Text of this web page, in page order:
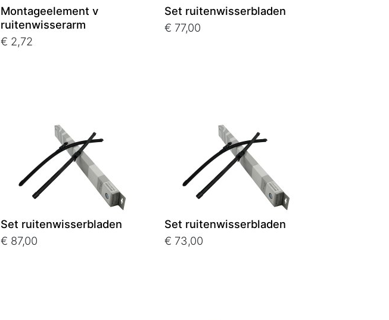
Montageelement v
ruitenwisserarm
€ 2,72
Set ruitenwisserbladen
€ 77,00
Set ruitenwisserbladen
€ 87,00
Set ruitenwisserbladen
€ 73,00